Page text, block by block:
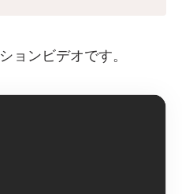
ョンビデオです。